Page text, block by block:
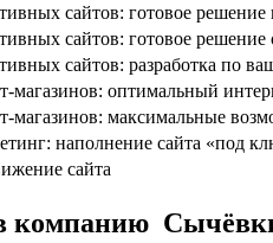
сайтов: готовое решение
сайтов: готовое
сайтов: разработка по
магазинов: оптимальный
магазинов: максимальные
наполнение сайта «под
сайта
компанию